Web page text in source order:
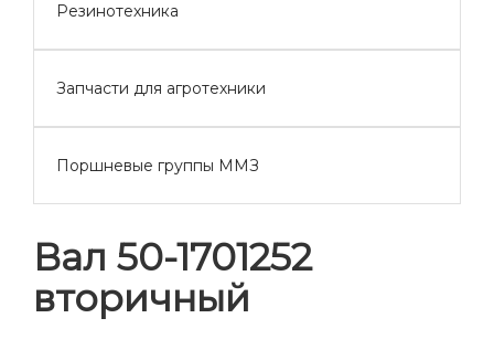
Резинотехника
Запчасти для агротехники
Поршневые группы ММЗ
Вал 50-1701252
вторичный